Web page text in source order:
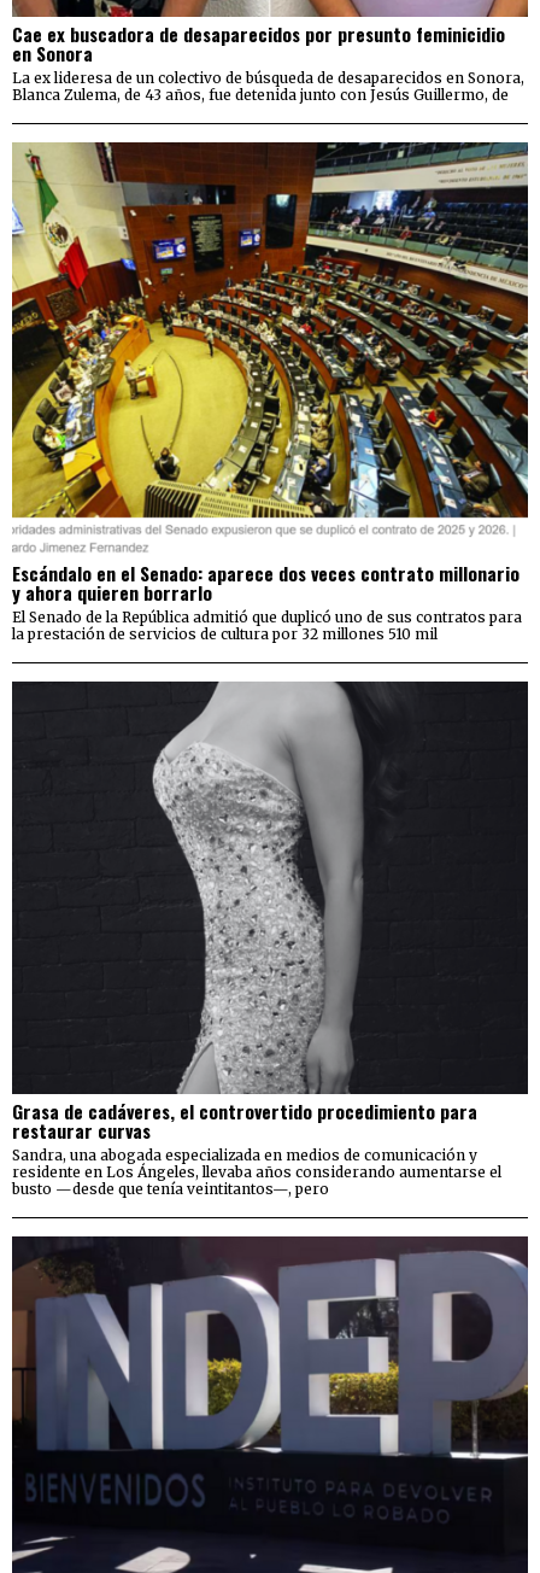
Cae ex buscadora de desaparecidos por presunto feminicidio
en Sonora
La ex lideresa de un colectivo de búsqueda de desaparecidos en Sonora,
Blanca Zulema, de 43 años, fue detenida junto con Jesús Guillermo, de
Escándalo en el Senado: aparece dos veces contrato millonario
y ahora quieren borrarlo
El Senado de la República admitió que duplicó uno de sus contratos para
la prestación de servicios de cultura por 32 millones 510 mil
Grasa de cadáveres, el controvertido procedimiento para
restaurar curvas
Sandra, una abogada especializada en medios de comunicación y
residente en Los Ángeles, llevaba años considerando aumentarse el
busto —desde que tenía veintitantos—, pero